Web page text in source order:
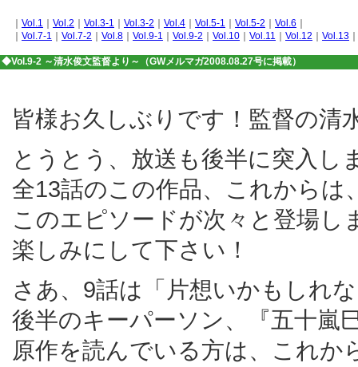
Vol.1 Vol.2 Vol.3-1 Vol.3-2 Vol.4 Vol.5-1 Vol.5-2 Vol.6
Vol.7-1 Vol.7-2 Vol.8 Vol.9-1 Vol.9-2 Vol.10 Vol.11 Vol.12 Vol.13
◆Vol.9-2 ～清水俊文監督より～（GWメルマガ2008.08.27号に掲載）
皆様お久しぶりです！監督の清
とうとう、放送も後半に突入し
全13話のこの作品、これからは
このエピソードが次々と登場し
楽しみにして下さい！
さあ、9話は「片想いかもしれ
後半のキーパーソン、『五十嵐
原作を読んでいる方は、これか